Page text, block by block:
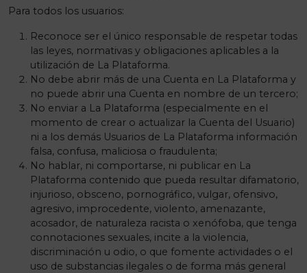
Para todos los usuarios:
Reconoce ser el único responsable de respetar todas
las leyes, normativas y obligaciones aplicables a la
utilización de La Plataforma.
No debe abrir más de una Cuenta en La Plataforma y
no puede abrir una Cuenta en nombre de un tercero;
No enviar a La Plataforma (especialmente en el
momento de crear o actualizar la Cuenta del Usuario)
ni a los demás Usuarios de La Plataforma información
falsa, confusa, maliciosa o fraudulenta;
No hablar, ni comportarse, ni publicar en La
Plataforma contenido que pueda resultar difamatorio,
injurioso, obsceno, pornográfico, vulgar, ofensivo,
agresivo, improcedente, violento, amenazante,
acosador, de naturaleza racista o xenófoba, que tenga
connotaciones sexuales, incite a la violencia,
discriminación u odio, o que fomente actividades o el
uso de substancias ilegales o de forma más general